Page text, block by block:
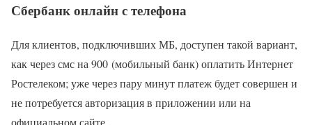
Сбербанк онлайн с телефона
Для клиентов, подключивших МБ, доступен такой вариант,
как через смс на 900 (мобильный банк) оплатить Интернет
Ростелеком; уже через пару минут платеж будет совершен и
не потребуется авторизация в приложении или на
официальном сайте.